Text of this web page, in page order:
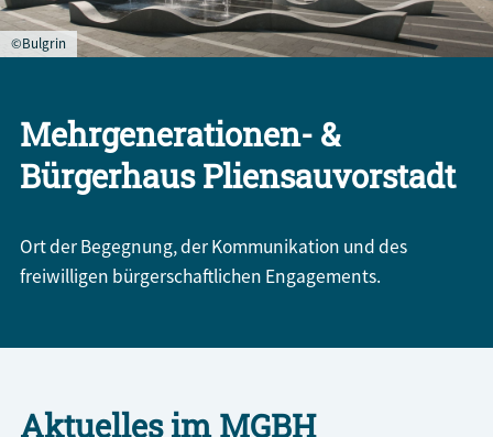
©Bulgrin
Mehrgenerationen- &
Bürgerhaus Pliensauvorstadt
Ort der Begegnung, der Kommunikation und des
freiwilligen bürgerschaftlichen Engagements.
Aktuelles im MGBH